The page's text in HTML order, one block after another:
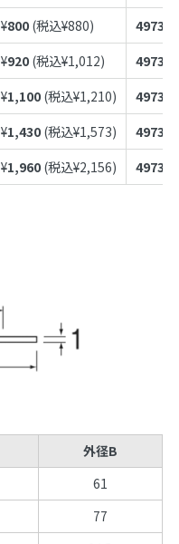
¥800 (税込¥880)
¥920 (税込¥1,012)
¥1,100 (税込¥1,210)
¥1,430 (税込¥1,573)
¥1,960 (税込¥2,156)
外径B
61
77